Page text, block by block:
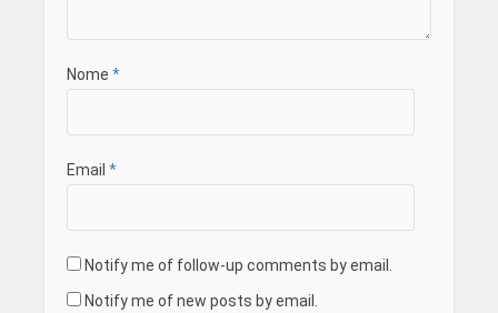
Nome *
Email *
Notify me of follow-up comments by email.
Notify me of new posts by email.